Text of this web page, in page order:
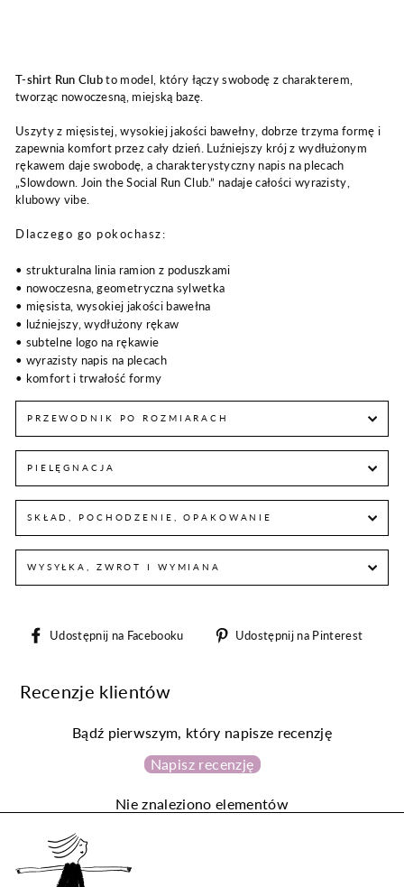
T-shirt Run Clubto model, który łączy swobodę z charakterem,
tworząc nowoczesną, miejską bazę.
Uszyty z mięsistej, wysokiej jakości bawełny, dobrze trzyma formę i
zapewnia komfort przez cały dzień. Luźniejszy krój z wydłużonym
rękawem daje swobodę, a charakterystyczny napis na plecach
„Slowdown. Join the Social Run Club.” nadaje całości wyrazisty,
klubowy vibe.
Dlaczego go pokochasz:
• strukturalna linia ramion z poduszkami
• nowoczesna, geometryczna sylwetka
• mięsista, wysokiej jakości bawełna
• luźniejszy, wydłużony rękaw
• subtelne logo na rękawie
• wyrazisty napis na plecach
• komfort i trwałość formy
PRZEWODNIK PO ROZMIARACH
PIELĘGNACJA
SKŁAD, POCHODZENIE, OPAKOWANIE
WYSYŁKA, ZWROT I WYMIANA
Udostępnij na Facebooku
UdostępnijUdostępnij na Pinterest
Recenzje klientów
Bądź pierwszym, który napisze recenzję
Napisz recenzję
Nie znaleziono elementów